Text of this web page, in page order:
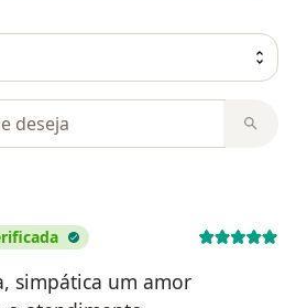
simpática um amor